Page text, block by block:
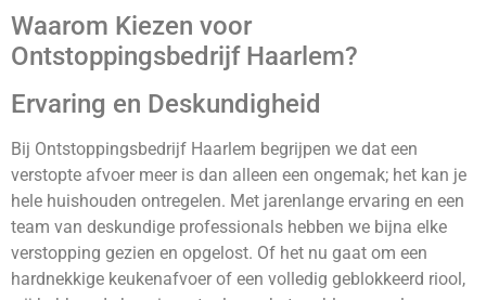
Waarom Kiezen voor
Ontstoppingsbedrijf Haarlem?
Ervaring en Deskundigheid
Bij Ontstoppingsbedrijf Haarlem begrijpen we dat een
verstopte afvoer meer is dan alleen een ongemak; het kan je
hele huishouden ontregelen. Met jarenlange ervaring en een
team van deskundige professionals hebben we bijna elke
verstopping gezien en opgelost. Of het nu gaat om een
hardnekkige keukenafvoer of een volledig geblokkeerd riool,